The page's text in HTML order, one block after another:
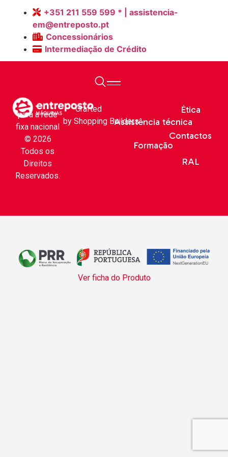
+351 211 559 599 * | assistencia-
em@entreposto.pt
Concessionários
Intermediação de Crédito
E. M. Almeirim
*Chamada
para a rede
fixa nacional
© 2026
Todos os
Direitos
Reservados.
Assistência técnica
Formação
Ética
Contactos
RAL
Crafted
by Shopping Builders
Ver ficha do Produto